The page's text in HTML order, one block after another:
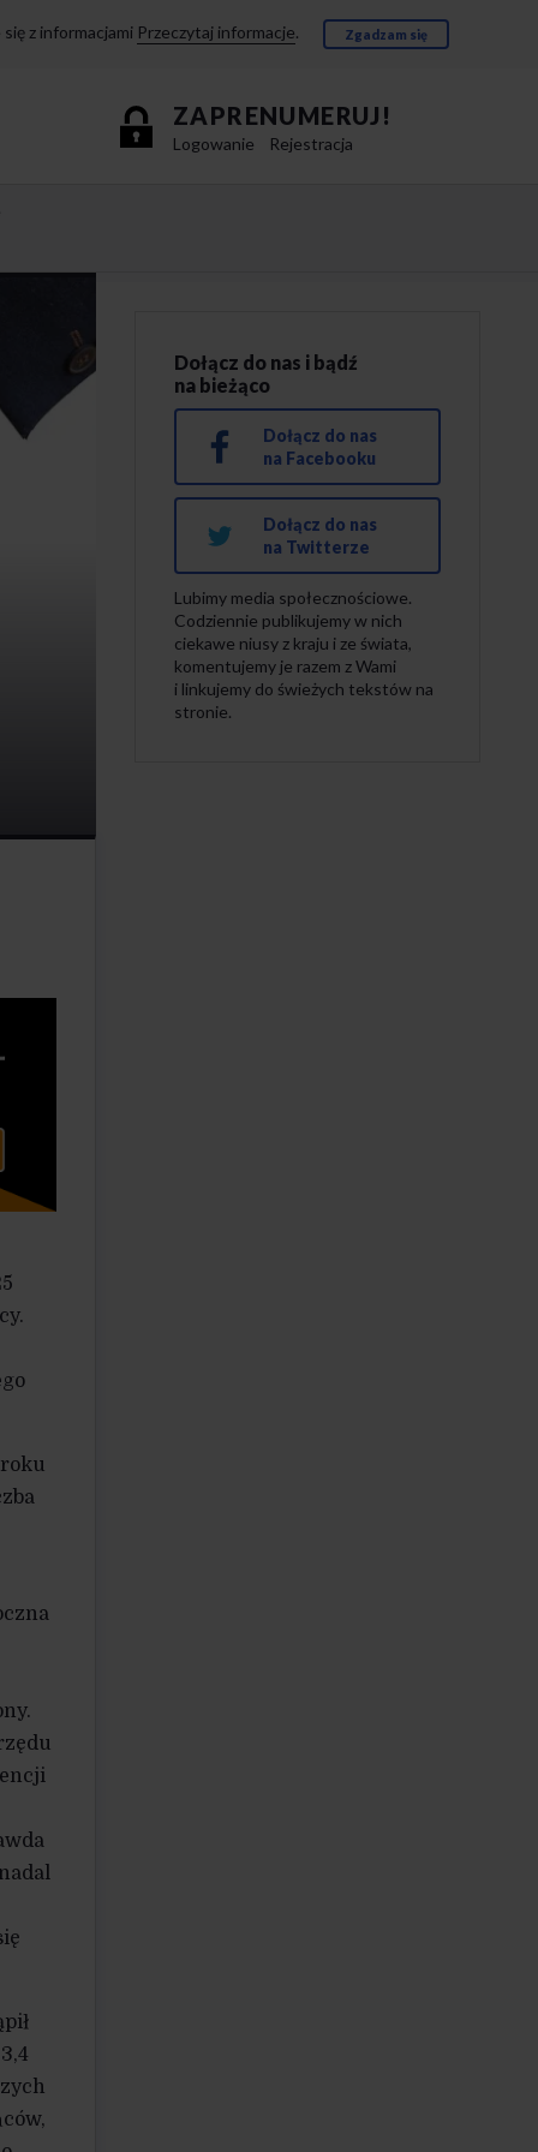
z informacjami Przeczytaj informacje. Zgadzam się
ZAPRENUMERUJ!
Logowanie Rejestracja
Dołącz do nas i bądź
na bieżąco
Dołącz do nas
na Facebooku
Dołącz do nas
na Twitterze
Lubimy media społecznościowe.
Codziennie publikujemy w nich
ciekawe niusy z kraju i ze świata,
komentujemy je razem z Wami
i linkujemy do świeżych tekstów na
stronie.